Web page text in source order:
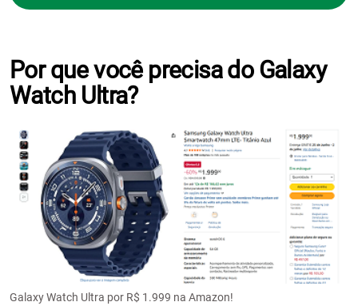
Por que você precisa do Galaxy
Watch Ultra?
Galaxy Watch Ultra por R$ 1.999 na Amazon!